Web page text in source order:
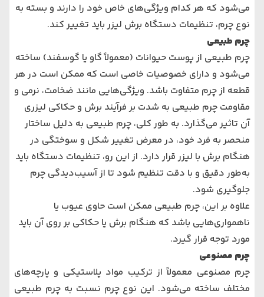
می‌شود که هر کدام ویژگی‌های خاص خود را دارند و بسته به
نوع چرم، تنظیمات دستگاه برش لیزر باید تغییر کند.
چرم طبیعی
چرم طبیعی از پوست حیوانات (معمولاً گاو یا گوسفند) ساخته
می‌شود و دارای خصوصیات خاصی است که ممکن است در هر
قطعه از چرم متفاوت باشد. ویژگی‌هایی مانند ضخامت، نرمی و
مقاومت چرم طبیعی به شدت بر فرآیند برش و حکاکی لیزری
آن تاثیر می‌گذارد. به طور کلی، چرم طبیعی به دلیل ساختار
منحصر به فرد خود، در معرض تغییر شکل و سوختگی در
هنگام برش با لیزر قرار دارد. از این رو، تنظیمات دستگاه باید
به‌طور دقیق و با دقت تنظیم شود تا از آسیب‌دیدگی چرم
جلوگیری شود.
علاوه بر این، چرم طبیعی ممکن است حاوی عیوب یا
ناهمواری‌هایی باشد که هنگام برش یا حکاکی بر روی آن باید
مورد توجه قرار گیرد.
چرم مصنوعی
چرم مصنوعی معمولاً از ترکیب مواد پلاستیکی و پارچه‌های
مختلف ساخته می‌شود. این نوع چرم نسبت به چرم طبیعی